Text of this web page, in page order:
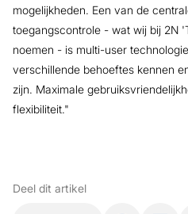
mogelijkheden. Een van de
toegangscontrole - wat wij bij 2N
noemen - is multi-user
verschillende behoeftes kennen
zijn. Maximale
flexibiliteit."
Deel dit artikel